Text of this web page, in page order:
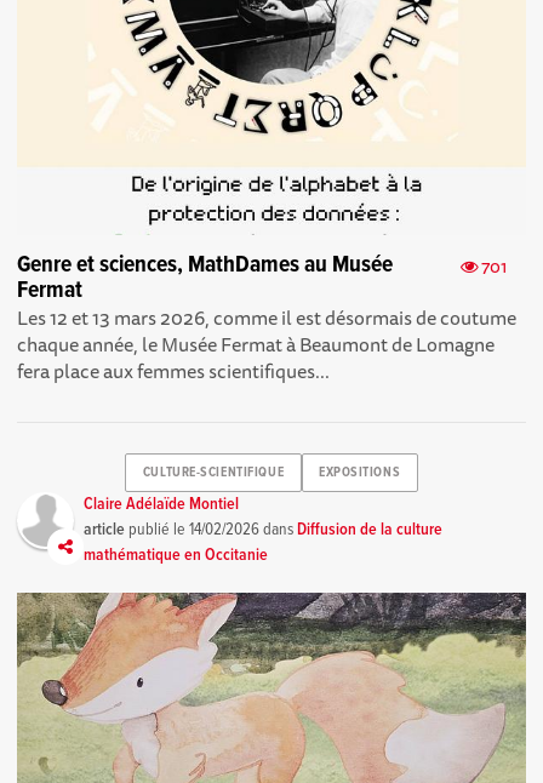
701
Genre et sciences, MathDames au Musée
Fermat
Les 12 et 13 mars 2026, comme il est désormais de coutume
chaque année, le Musée Fermat à Beaumont de Lomagne
fera place aux femmes scientifiques...
CULTURE-SCIENTIFIQUE EXPOSITIONS
Claire Adélaïde Montiel
article publié le14/02/2026dansDiffusion de la culture
mathématique en Occitanie